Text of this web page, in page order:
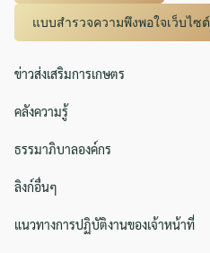
แบบสำรวจความพึงพอใจเว็บไซต์
ข่าวส่งเสริมการเกษตร
คลังความรู้
ธรรมาภิบาลองค์กร
ลิงก์อื่นๆ
แนวทางการปฏิบัติงานของเจ้าหน้าที่